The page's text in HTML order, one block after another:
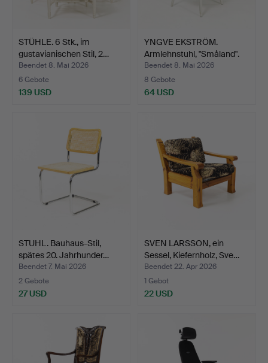
STÜHLE. 6 Stk., im
gustavianischen Stil, 2…
Beendet 8. Mai 2026
6 Gebote
139 USD
YNGVE EKSTRÖM.
Armlehnstuhl, "Småland".
Beendet 8. Mai 2026
8 Gebote
64 USD
STUHL. Bauhaus-Stil,
spätes 20. Jahrhunder…
Beendet 7. Mai 2026
2 Gebote
27 USD
SVEN LARSSON, ein
Sessel, Kiefernholz, Sve…
Beendet 22. Apr 2026
1 Gebot
22 USD